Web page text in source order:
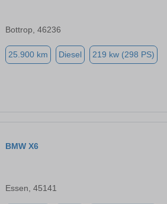
Bottrop, 46236
25.900 km Diesel 219 kw (298 PS)
BMW X6
Essen, 45141